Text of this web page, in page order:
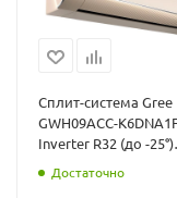
Сплит-система Gree
GWH09ACC-
Inverter R32 (до -25°)
Достаточно